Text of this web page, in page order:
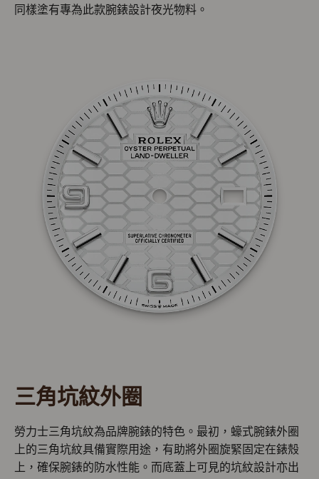
同樣塗有專為此款腕錶設計夜光物料。
三角坑紋外圈
勞力士三角坑紋為品牌腕錶的特色。最初，蠔式腕錶外圈
上的三角坑紋具備實際用途，有助將外圈旋緊固定在錶殼
上，確保腕錶的防水性能。而底蓋上可見的坑紋設計亦出